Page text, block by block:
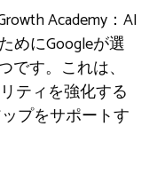
Academy：AI
めにGoogleが選
です。これは、
ティを強化する
プをサポートす